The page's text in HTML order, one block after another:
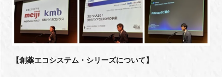
【創薬エコシステム・シリーズについて】